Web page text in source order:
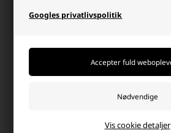
Googles privatlivspolitik
Vis cookie detaljer
2,3Ah
129,95 DKK